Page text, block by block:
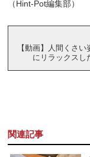
（Hint-Pot編集部）
【動画】人間くさ
にリラックスし
関連記事